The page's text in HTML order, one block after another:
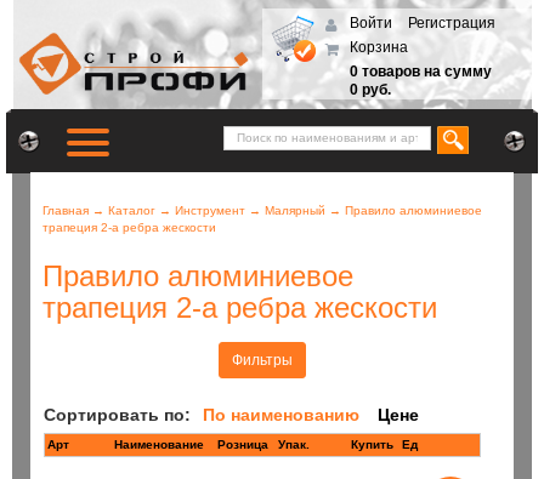
Войти
Регистрация
Корзина
0 товаров на сумму
0 руб.
Главная → Каталог → Инструмент → Малярный → Правило алюминиевое
трапеция 2-а ребра жескости
Правило алюминиевое
трапеция 2-а ребра жескости
Фильтры
Сортировать по: По наименованию Цене
Арт Наименование Розница Купить Ед